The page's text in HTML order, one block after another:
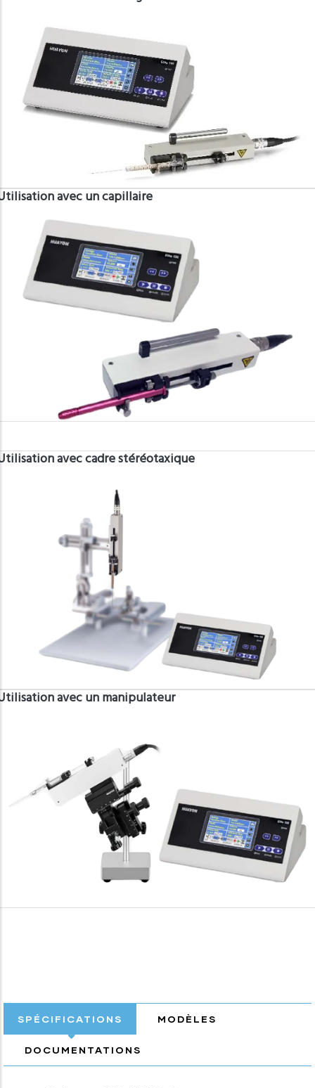
avec un capillaire
avec cadre stéréotaxique
avec un manipulateur
SPÉCIFICATIONS MODÈLES
DOCUMENTATIONS